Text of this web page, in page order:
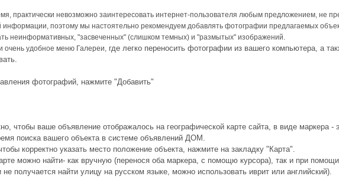
практически невозможно заинтересовать интернет-пользователя любым предложением, не
информации, поэтому мы настоятельно рекомендуем добавлять фотографии предлагаемых
неинформативных, "засвеченных" (слишком темных) и "размытых" изображений.
очень удобное меню Галереи, где легко переносить фотографии из вашего компьютера, а
фотографий, нажмите "Добавить"
чтобы ваше объявление отображалось на географической карте сайта, в виде маркера -
поиска вашего объекта в системе объявлений ДОМ.
корректно указать место положение объекта, нажмите на закладку "Карта".
можно найти- как вручную (перенося оба маркера, с помощю курсора), так и при
не получается найти улицу на русском языке, можно использовать иврит или английский).